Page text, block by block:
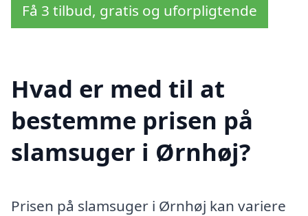
Få 3 tilbud, gratis og uforpligtende
Hvad er med til at
bestemme prisen på
slamsuger i Ørnhøj?
Prisen på slamsuger i Ørnhøj kan variere